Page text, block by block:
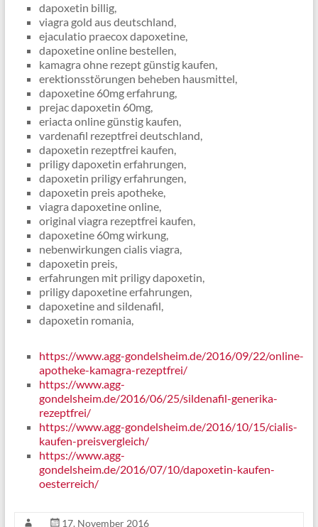
dapoxetin billig,
viagra gold aus deutschland,
ejaculatio praecox dapoxetine,
dapoxetine online bestellen,
kamagra ohne rezept günstig kaufen,
erektionsstörungen beheben hausmittel,
dapoxetine 60mg erfahrung,
prejac dapoxetin 60mg,
eriacta online günstig kaufen,
vardenafil rezeptfrei deutschland,
dapoxetin rezeptfrei kaufen,
priligy dapoxetin erfahrungen,
dapoxetin priligy erfahrungen,
dapoxetin preis apotheke,
viagra dapoxetine online,
original viagra rezeptfrei kaufen,
dapoxetine 60mg wirkung,
nebenwirkungen cialis viagra,
dapoxetin preis,
erfahrungen mit priligy dapoxetin,
priligy dapoxetine erfahrungen,
dapoxetine and sildenafil,
dapoxetin romania,
https://www.agg-gondelsheim.de/2016/09/22/online-
apotheke-kamagra-rezeptfrei/
https://www.agg-
gondelsheim.de/2016/06/25/sildenafil-generika-
rezeptfrei/
https://www.agg-gondelsheim.de/2016/10/15/cialis-
kaufen-preisvergleich/
https://www.agg-
gondelsheim.de/2016/07/10/dapoxetin-kaufen-
oesterreich/
17. November 2016